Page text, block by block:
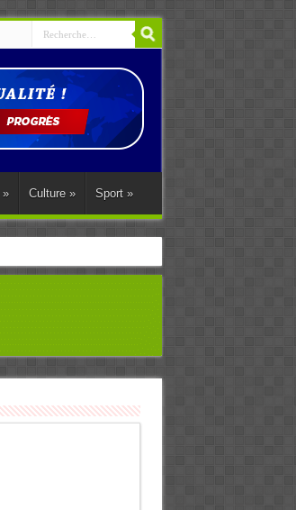
» Culture » Sport »